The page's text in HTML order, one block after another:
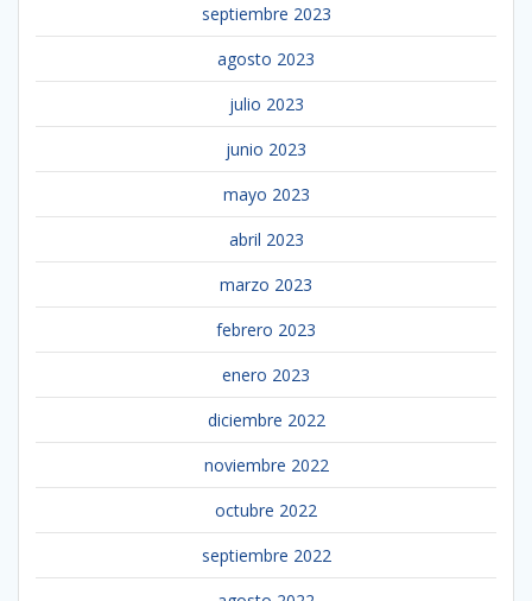
septiembre 2023
agosto 2023
julio 2023
junio 2023
mayo 2023
abril 2023
marzo 2023
febrero 2023
enero 2023
diciembre 2022
noviembre 2022
octubre 2022
septiembre 2022